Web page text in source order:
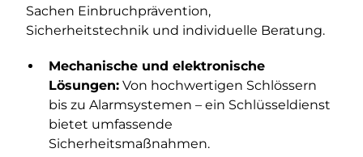
Sachen Einbruchprävention,
Sicherheitstechnik und individuelle Beratung.
Mechanische und elektronische
Lösungen: Von hochwertigen Schlössern
bis zu Alarmsystemen – ein Schlüsseldienst
bietet umfassende
Sicherheitsmaßnahmen.